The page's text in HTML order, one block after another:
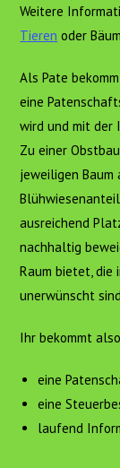
Weitere
Tieren oder
Als Pate
eine
wird und mit der
Zu einer
jeweiligen Baum
ausreichend
nachhaltig
Raum bietet, die
unerwünscht
Ihr bekommt
eine
eine
laufend